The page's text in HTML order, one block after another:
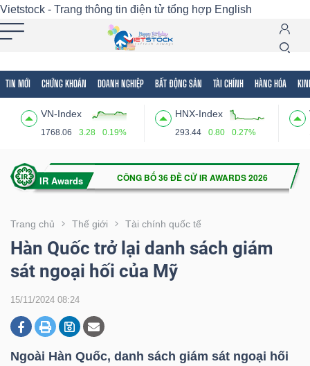
Vietstock - Trang thông tin điện tử tổng hợp English
TIN MỚI CHỨNG KHOÁN DOANH NGHIỆP BẤT ĐỘNG SẢN TÀI CHÍNH HÀNG HÓA
VN-Index
1768.06 3.28 0.19%
HNX-Index
293.44 0.80 0.27%
Trang chủ Thế giới Tài chính quốc tế
Hàn Quốc trở lại danh sách giám
sát ngoại hối của Mỹ
15/11/2024 08:24
Ngoài Hàn Quốc, danh sách giám sát ngoại hối
Tất cả Tính năng Ngành Mã chứng khoán
Tính
(-)
VIETSTOCK
CHỨNG
DOANH